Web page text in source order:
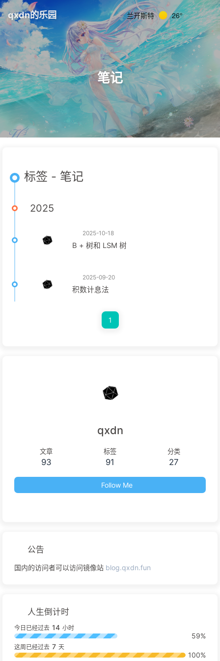
qxdn的乐园 兰开斯特 26°
笔记
标签 - 笔记
2025
2025-10-18
B + 树和 LSM 树
2025-09-20
积数计息法
1
qxdn
文章
93
标签
91
分类
27
Follow Me
公告
国内的访问者可以访问镜像站 blog.qxdn.fun
人生倒计时
今日已经过去 14 小时
59%
这周已经过去 7 天
100%